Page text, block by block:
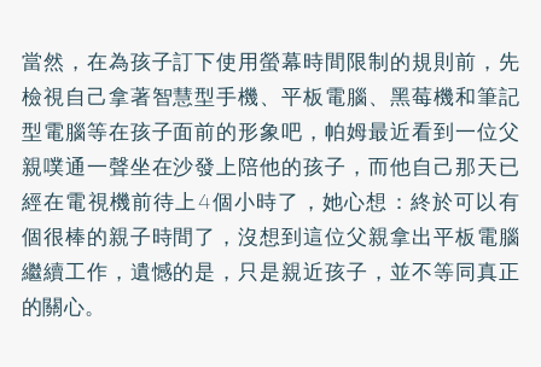
當然，在為孩子訂下使用螢幕時間限制的規則前，先
檢視自己拿著智慧型手機、平板電腦、黑莓機和筆記
型電腦等在孩子面前的形象吧，帕姆最近看到一位父
親噗通一聲坐在沙發上陪他的孩子，而他自己那天已
經在電視機前待上4個小時了，她心想：終於可以有
個很棒的親子時間了，沒想到這位父親拿出平板電腦
繼續工作，遺憾的是，只是親近孩子，並不等同真正
的關心。